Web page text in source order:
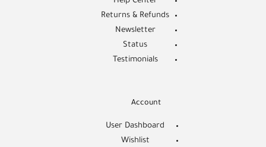
Returns & Refunds
Newsletter
Status
Testimonials
Account
User Dashboard
Wishlist